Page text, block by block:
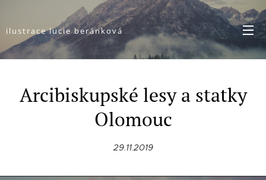
ilustrace lucie beránková
Arcibiskupské lesy a statky
Olomouc
29.11.2019